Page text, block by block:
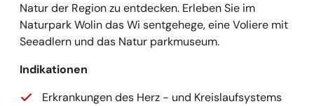
Natur der Region zu entdecken. Erleben Sie im
Naturpark Wolin das Wi sentgehege, eine Voliere mit
Seeadlern und das Natur parkmuseum.
Indikationen
Erkrankungen des Herz - und Kreislaufsystems